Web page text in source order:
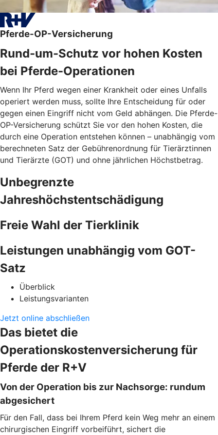
Pferde-OP-Versicherung
Rund-um-Schutz vor hohen Kosten
bei Pferde-Operationen
Wenn Ihr Pferd wegen einer Krankheit oder eines Unfalls
operiert werden muss, sollte Ihre Entscheidung für oder
gegen einen Eingriff nicht vom Geld abhängen. Die Pferde-
OP-Versicherung schützt Sie vor den hohen Kosten, die
durch eine Operation entstehen können – unabhängig vom
berechneten Satz der Gebührenordnung für Tierärztinnen
und Tierärzte (GOT) und ohne jährlichen Höchstbetrag.
Unbegrenzte
Jahreshöchstentschädigung
Freie Wahl der Tierklinik
Leistungen unabhängig vom GOT-
Satz
Überblick
Leistungsvarianten
Jetzt online abschließen
Das bietet die
Operationskostenversicherung für
Pferde der R+V
Von der Operation bis zur Nachsorge: rundum
abgesichert
Für den Fall, dass bei Ihrem Pferd kein Weg mehr an einem
chirurgischen Eingriff vorbeiführt, sichert die